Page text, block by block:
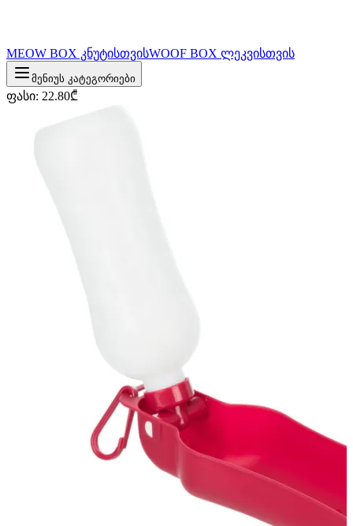
MEOW BOX კნუტისთვისWOOF BOX ლეკვისთვის
მენიუს კატეგორიები
ფასი: 22.80₾